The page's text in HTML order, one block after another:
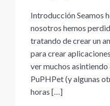
Introducción Seamos
nosotros hemos
tratando de crear un
para crear
ver muchos asintiendo
PuPHPet (y algunas
horas […]